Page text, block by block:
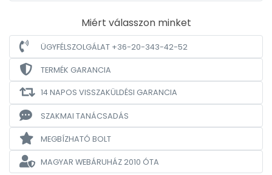
Miért válasszon minket
ÜGYFÉLSZOLGÁLAT +36-20-343-42-52
TERMÉK GARANCIA
14 NAPOS VISSZAKÜLDÉSI GARANCIA
SZAKMAI TANÁCSADÁS
MEGBÍZHATÓ BOLT
MAGYAR WEBÁRUHÁZ2010 ÓTA